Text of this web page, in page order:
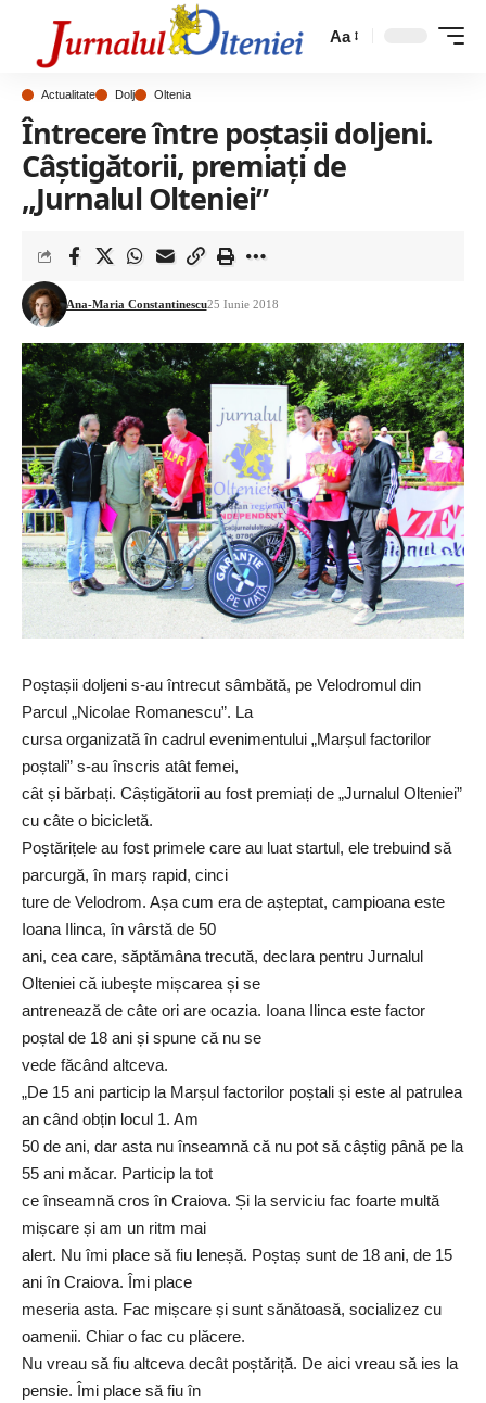
Aa
Actualitate Dolj Oltenia
Întrecere între poștașii doljeni.
Câștigătorii, premiați de
„Jurnalul Olteniei”
Ana-Maria Constantinescu25 Iunie 2018
Poștașii doljeni s-au întrecut sâmbătă, pe Velodromul din
Parcul „Nicolae Romanescu”. La
cursa organizată în cadrul evenimentului „Marșul factorilor
poștali” s-au înscris atât femei,
cât și bărbați. Câștigătorii au fost premiați de „Jurnalul Olteniei”
cu câte o bicicletă.
Poștărițele au fost primele care au luat startul, ele trebuind să
parcurgă, în marș rapid, cinci
ture de Velodrom. Așa cum era de așteptat, campioana este
Ioana Ilinca, în vârstă de 50
ani, cea care, săptămâna trecută, declara pentru Jurnalul
Olteniei că iubește mișcarea și se
antrenează de câte ori are ocazia. Ioana Ilinca este factor
poștal de 18 ani și spune că nu se
vede făcând altceva.
„De 15 ani particip la Marșul factorilor poștali și este al patrulea
an când obțin locul 1. Am
50 de ani, dar asta nu înseamnă că nu pot să câștig până pe la
55 ani măcar. Particip la tot
ce înseamnă cros în Craiova. Și la serviciu fac foarte multă
mișcare și am un ritm mai
alert. Nu îmi place să fiu leneșă. Poștaș sunt de 18 ani, de 15
ani în Craiova. Îmi place
meseria asta. Fac mișcare și sunt sănătoasă, socializez cu
oamenii. Chiar o fac cu plăcere.
Nu vreau să fiu altceva decât poștăriță. De aici vreau să ies la
pensie. Îmi place să fiu în